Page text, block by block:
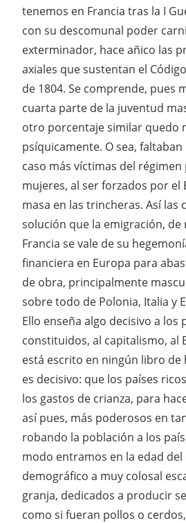
tenemos en Francia tras la I
con su descomunal poder
exterminador, hace añico las
axiales que sustentan el
de 1804. Se comprende, pues
cuarta parte de la juventud
otro porcentaje similar quedo
psíquicamente. O sea,
caso más víctimas del
mujeres, al ser forzados por el
masa en las trincheras. Así las
solución que la emigración, de
Francia se vale de su
financiera en Europa para
de obra, principalmente
sobre todo de Polonia, Italia y
Ello enseña algo decisivo a los
constituidos, al capitalismo, al
está escrito en ningún libro
es decisivo: que los países
los gastos de crianza, para
así pues, más poderosos en
robando la población a los
modo entramos en la edad del
demográfico a muy colosal
granja, dedicados a producir
como si fueran pollos o